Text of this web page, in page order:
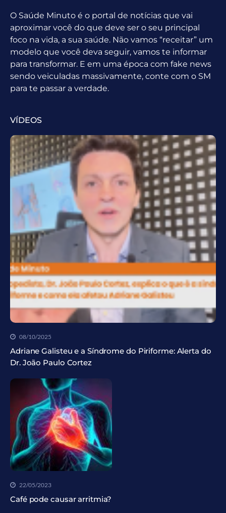
O Saúde Minuto é o portal de notícias que vai
aproximar você do que deve ser o seu principal
foco na vida, a sua saúde. Não vamos “receitar” um
modelo que você deva seguir, vamos te informar
para transformar. E em uma época com fake news
sendo veiculadas massivamente, conte com o SM
para te passar a verdade.
VÍDEOS
08/10/2025
Adriane Galisteu e a Síndrome do Piriforme: Alerta do
Dr. João Paulo Cortez
22/05/2023
Café pode causar arritmia?